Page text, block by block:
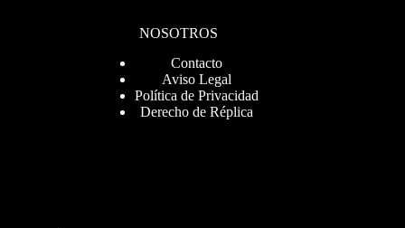
NOSOTROS
Contacto
Aviso Legal
Política de Privacidad
Derecho de Réplica